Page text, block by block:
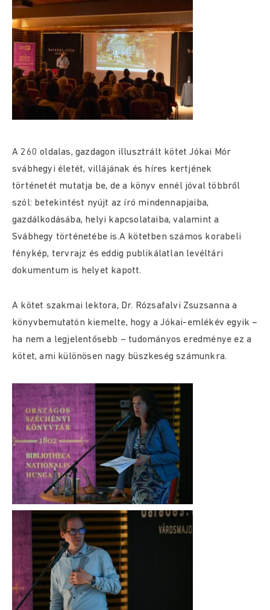
A 260 oldalas, gazdagon illusztrált kötet Jókai Mór
svábhegyi életét, villájának és híres kertjének
történetét mutatja be, de a könyv ennél jóval többről
szól: betekintést nyújt az író mindennapjaiba,
gazdálkodásába, helyi kapcsolataiba, valamint a
Svábhegy történetébe is.A kötetben számos korabeli
fénykép, tervrajz és eddig publikálatlan levéltári
dokumentum is helyet kapott.
A kötet szakmai lektora, Dr. Rózsafalvi Zsuzsanna a
könyvbemutatón kiemelte, hogy a Jókai-emlékév egyik –
ha nem a legjelentősebb – tudományos eredménye ez a
kötet, ami különösen nagy büszkeség számunkra.